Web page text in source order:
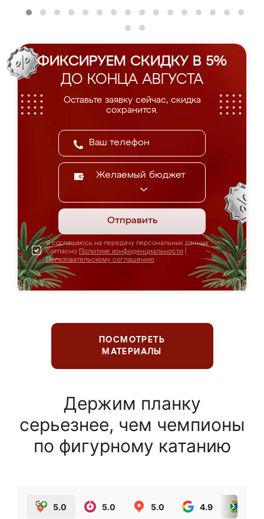
ФИКСИРУЕМ СКИДКУ В 5%
ДО КОНЦА АВГУСТА
Оставьте заявку сейчас, скидка
сохранится.
Желаемый бюджет
Отправить
Я соглашаюсь на передачу персональных данных
согласно Политике конфиденциальности
Пользовательскому соглашению
ПОСМОТРЕТЬ
МАТЕРИАЛЫ
Держим планку
серьезнее, чем чемпионы
по фигурному катанию
5.0 5.0 5.0 4.9